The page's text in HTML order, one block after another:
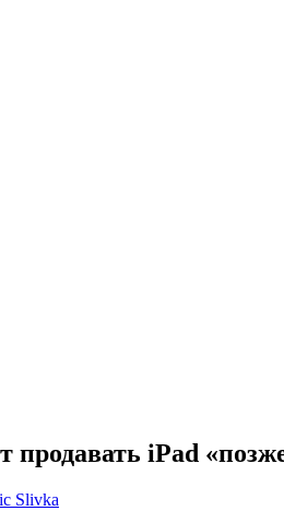
iPad
Slivka